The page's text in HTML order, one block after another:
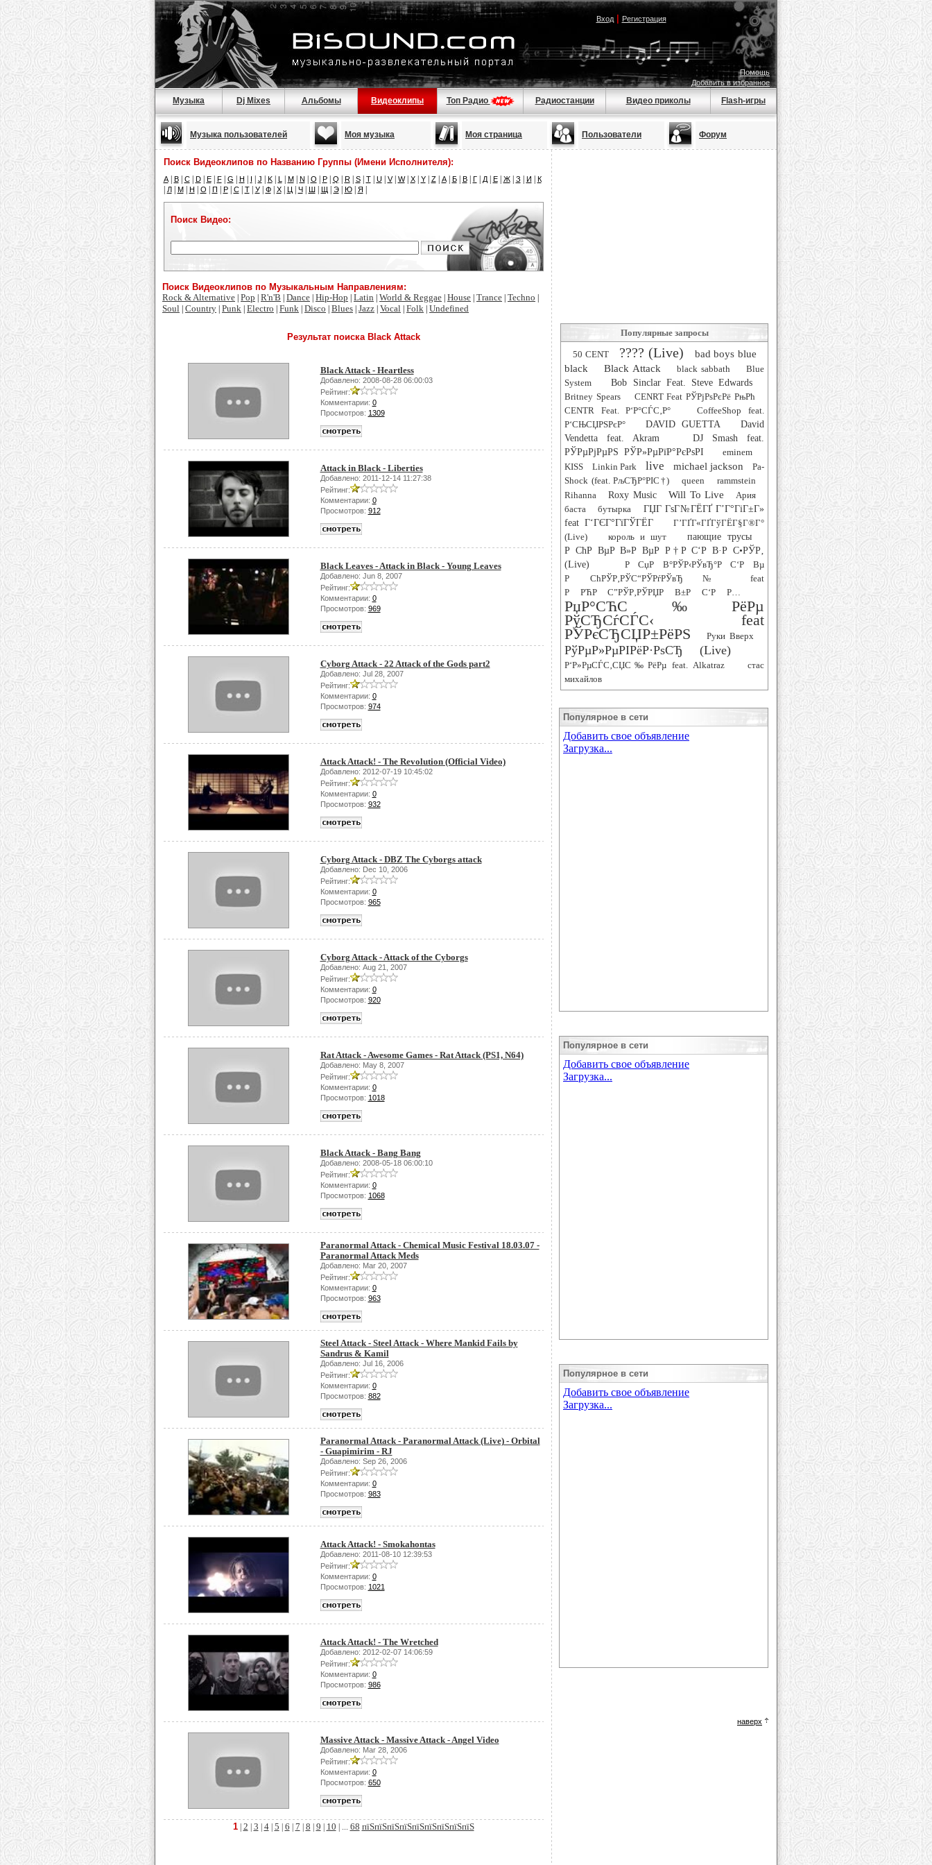
Вход| Регистрация
Помощь
Добавить в избранное
Музыка Dj Mixes Альбомы Видеоклипы Топ Радио Радиостанции Видео приколы Flash-игры
Музыка пользователей Моя музыка Моя страница Пользователи Форум
Поиск Видеоклипов по Названию Группы (Имени Исполнителя):
A| B| C| D| E| F| G H I J K| L | M| N O P| Q R| S| T| U| V| W| X| Y| Z| А| Б| В| Г| Д| Е| Ж| З И К
Л| М| Н О П Р| С| Т| У| Ф| Х| Ц| Ч| Ш| Щ| Э| Ю| Я
Поиск Видео:
Поиск Видеоклипов по Музыкальным Направлениям:
Rock & Alternative Pop R'n'B Dance Hip-Hop Latin World & Reggae House Trance Techno
Soul Country Punk Electro Funk Disco Blues Jazz Vocal Folk Undefined
Результат поиска Black Attack
Black Attack - Heartless
Добавлено: 2008-08-28 06:00:03
Рейтинг:
Комментарии: 0
Просмотров: 1309
Attack in Black - Liberties
Добавлено: 2011-12-14 11:27:38
Рейтинг:
Комментарии: 0
Просмотров: 912
Black Leaves - Attack in Black - Young Leaves
Добавлено: Jun 8, 2007
Рейтинг:
Комментарии: 0
Просмотров: 969
Cyborg Attack - 22 Attack of the Gods part2
Добавлено: Jul 28, 2007
Рейтинг:
Комментарии: 0
Просмотров: 974
Attack Attack! - The Revolution (Official Video)
Добавлено: 2012-07-19 10:45:02
Рейтинг:
Комментарии: 0
Просмотров: 932
Cyborg Attack - DBZ The Cyborgs attack
Добавлено: Dec 10, 2006
Рейтинг:
Комментарии: 0
Просмотров: 965
Cyborg Attack - Attack of the Cyborgs
Добавлено: Aug 21, 2007
Рейтинг:
Комментарии: 0
Просмотров: 920
Rat Attack - Awesome Games - Rat Attack (PS1, N64)
Добавлено: May 8, 2007
Рейтинг:
Комментарии: 0
Просмотров: 1018
Black Attack - Bang Bang
Добавлено: 2008-05-18 06:00:10
Рейтинг:
Комментарии: 0
Просмотров: 1068
Paranormal Attack - Chemical Music Festival 18.03.07 -
Paranormal Attack Meds
Добавлено: Mar 20, 2007
Рейтинг:
Комментарии: 0
Просмотров: 963
Steel Attack - Steel Attack - Where Mankid Fails by
Sandrus & Kamil
Добавлено: Jul 16, 2006
Рейтинг:
Комментарии: 0
Просмотров: 882
Paranormal Attack - Paranormal Attack (Live) - Orbital
- Guapimirim - RJ
Добавлено: Sep 26, 2006
Рейтинг:
Комментарии: 0
Просмотров: 983
Attack Attack! - Smokahontas
Добавлено: 2011-08-10 12:39:53
Рейтинг:
Комментарии: 0
Просмотров: 1021
Attack Attack! - The Wretched
Добавлено: 2012-02-07 14:06:59
Рейтинг:
Комментарии: 0
Просмотров: 986
Massive Attack - Massive Attack - Angel Video
Добавлено: Mar 28, 2006
Рейтинг:
Комментарии: 0
Просмотров: 650
1| 2 3 4| 5 6 7 8 9 10 | ... 68 пїЅпїЅпїЅпїЅпїЅпїЅпїЅпїЅпїЅ
Популярные запросы
50 CENT ???? (Live)
bad boys blue
black
Black Attack black sabbath
Blue
System
Bob Sinclar Feat. Steve Edwards
Britney Spears
CENRT Feat РЎРјРѕРєРё РњРћ
CENTR Feat. Р‘Р°СЃС‚Р°
CoffeeShop feat.
Р‘СЊСЏРЅРєР°
DAVID GUETTA
David
Vendetta feat. Akram
DJ Smash feat.
РЎРµРјРµРЅ РЎР»РµРїР°РєРѕРІ
eminem
KISS
Linkin Park live michael jackson
Pa-
Shock (feat. РљСЂР°РІС†)
queen
rammstein
Rihanna
Roxy Music Will To Live
Ария
баста
бутырка
ГЏГ ГѕГ№ГЁГҐ Г’Г°ГіГ±Г»
feat Г‘ГЄГ°ГїГЎГЁГ­
Г’ГҐГ«ГҐГўГЁГ§Г®Г°
(Live)
король и шут
пающие трусы
Р СћР ВµР В»Р ВµР Р†Р С‘Р В·Р С•РЎР‚
(Live)
Р СџР В°РЎР‹РЎвЂ°Р С‘Р Вµ
Р СћРЎР‚РЎС“РЎРѓРЎвЂ№ feat
Р РЋР С”РЎР‚РЎРЏР В±Р С‘Р Р…
РџР°СЋС‰РёРµ
РўСЂСѓСЃС‹ feat
РЎРєСЂСЏР±РёРЅ
Руки Вверх
РўРµР»РµРІРёР·РѕСЂ (Live)
Р‘Р»РµСЃС‚СЏС‰РёРµ feat. Alkatraz
стас
михайлов
Популярное в сети
Популярное в сети
Популярное в сети
наверх